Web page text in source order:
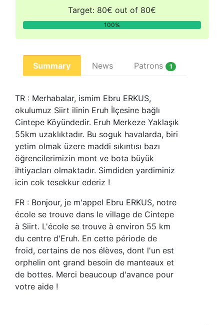
Target: 80€ out of 80€
100%
Summary News Patrons 1
TR : Merhabalar, ismim Ebru ERKUS,
okulumuz Siirt ilinin Eruh İlçesine bağlı
Cintepe Köyündedir. Eruh Merkeze Yaklaşık
55km uzaklıktadır. Bu soguk havalarda, biri
yetim olmak üzere maddi sıkıntısı bazı
öğrencilerimizin mont ve bota büyük
ihtiyacları olmaktadır. Simdiden yardiminiz
icin cok tesekkur ederiz !
FR : Bonjour, je m'appel Ebru ERKUS, notre
école se trouve dans le village de Cintepe
à Siirt. L'école se trouve à environ 55 km
du centre d'Eruh. En cette période de
froid, certains de nos élèves, dont l'un est
orphelin ont grand besoin de manteaux et
de bottes. Merci beaucoup d'avance pour
votre aide !